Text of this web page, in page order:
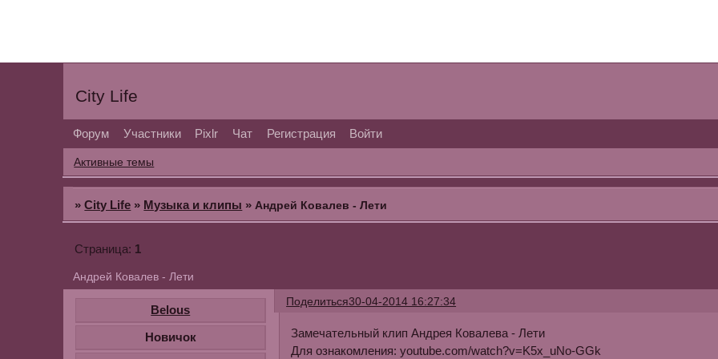
City Life
Форум Участники Pixlr Чат Регистрация Войти
Активные темы
»City Life » Музыка и клипы » Андрей Ковалев - Лети
Андрей Ковалев - Лети
Страница: 1
Поделиться30-04-2014 16:27:34
Belous
Новичок
Замечательный клип Андрея Ковалева - Лети
Для ознакомления: youtube.com/watch?v=K5x_uNo-GGk